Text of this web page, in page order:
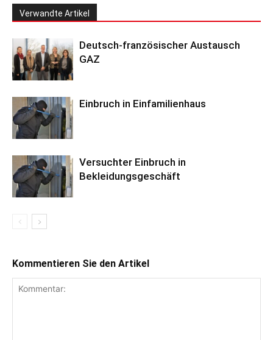
Verwandte Artikel
Deutsch-französischer Austausch
GAZ
Einbruch in Einfamilienhaus
Versuchter Einbruch in
Bekleidungsgeschäft
Kommentieren Sie den Artikel